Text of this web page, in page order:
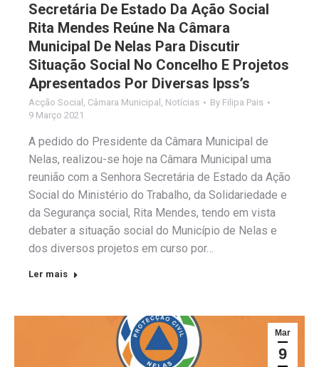
Secretária De Estado Da Ação Social
Rita Mendes Reúne Na Câmara
Municipal De Nelas Para Discutir
Situação Social No Concelho E Projetos
Apresentados Por Diversas Ipss’s
Acção Social , Câmara Municipal , Notícias By Filipa Pais
9 Março 2021
A pedido do Presidente da Câmara Municipal de
Nelas, realizou-se hoje na Câmara Municipal uma
reunião com a Senhora Secretária de Estado da Ação
Social do Ministério do Trabalho, da Solidariedade e
da Segurança social, Rita Mendes, tendo em vista
debater a situação social do Município de Nelas e
dos diversos projetos em curso por…
Ler mais
Mar
9